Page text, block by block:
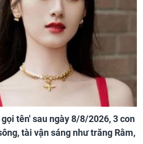
tên' sau ngày 8/8/2026, 3 con
tài vận sáng như trăng Rằm,